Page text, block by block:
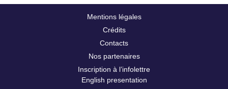
Mentions légales
Crédits
Contacts
Nos partenaires
Inscription à l’infolettre
English presentation